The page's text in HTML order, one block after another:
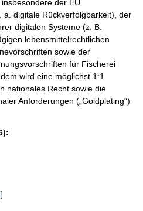
der EU
digitale Rückverfolgbarkeit), der
digitalen Systeme (z. B.
lebensmittelrechtlichen
sowie der
für Fischerei
wird eine möglichst 1:1
nationales Recht sowie die
Anforderungen („Goldplating“)